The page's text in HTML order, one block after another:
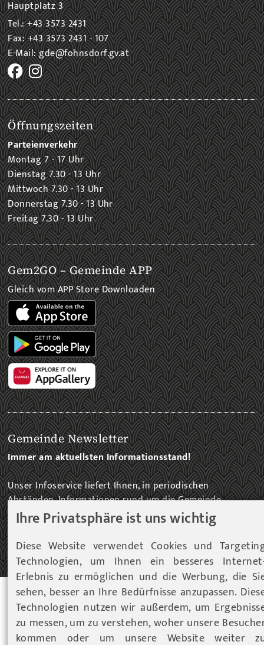
Ihre Privatsphäre ist uns wichtig
Diese Website verwendet Cookies und
Technologien, um Ihnen ein besseres
Erlebnis zu ermöglichen und die Werbung, die
sehen, besser an Ihre Bedürfnisse anzupassen.
Technologien nutzen wir außerdem, um
zu messen, um zu verstehen, woher unsere
kommen oder um unsere Website weiter
Hauptplatz 3
Tel.: +43 3573 2431
Fax: +43 3573 2431 - 107
E-Mail: gde@fohnsdorf.gv.at
Öffnungszeiten
Parteienverkehr
Montag 7 - 17 Uhr
Dienstag 7.30 - 13 Uhr
Mittwoch 7.30 - 13 Uhr
Donnerstag 7.30 - 13 Uhr
Freitag 7.30 - 13 Uhr
Gem2GO – Gemeinde APP
Gleich vom APP Store Downloaden
Gemeinde Newsletter
Immer am aktuellsten Informationsstand!
Unser Infoservice liefert Ihnen, in periodischen
Abständen, Informationen rund um die Gemeinde
Fohnsdorf.
ZUM NEWSLETTER EINTRAG...
© 2026 Gemeinde Fohnsdorf |Datenschutz|Cookies
Hinweise|Impressum
Werbeagentur Gössler & Sailer OG